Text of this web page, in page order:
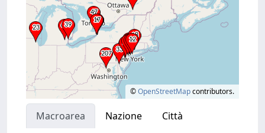
©OpenStreetMapcontributors.
Macroarea Nazione
Città